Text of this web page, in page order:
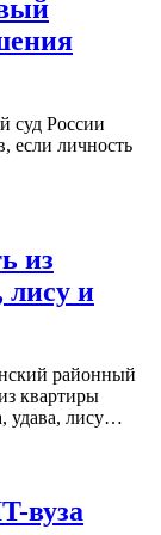
России
если личность
из
лису и
районный
квартиры
удава, лису…
вуза